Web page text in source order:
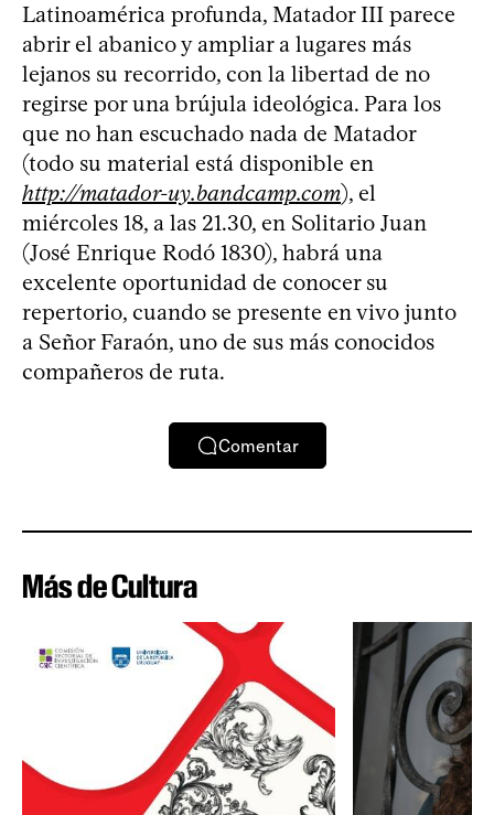
Latinoamérica profunda, Matador III parece
abrir el abanico y ampliar a lugares más
lejanos su recorrido, con la libertad de no
regirse por una brújula ideológica. Para los
que no han escuchado nada de Matador
(todo su material está disponible en
http://matador-uy.bandcamp.com), el
miércoles 18, a las 21.30, en Solitario Juan
(José Enrique Rodó 1830), habrá una
excelente oportunidad de conocer su
repertorio, cuando se presente en vivo junto
a Señor Faraón, uno de sus más conocidos
compañeros de ruta.
Comentar
Más de Cultura